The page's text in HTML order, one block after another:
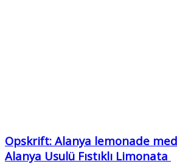
Opskrift: Alanya lemonade
Alanya Usulü Fıstıklı Limonata